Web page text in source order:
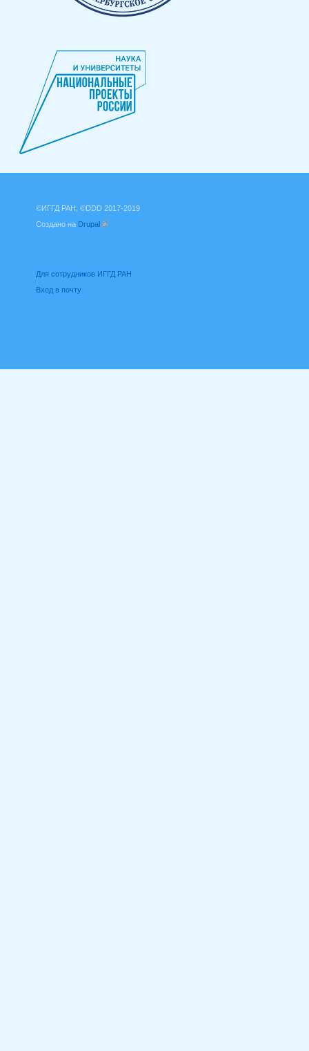
©ИГГД РАН, ©DDD 2017-2019
Создано на Drupal
Для сотрудников ИГГД РАН
Вход в почту